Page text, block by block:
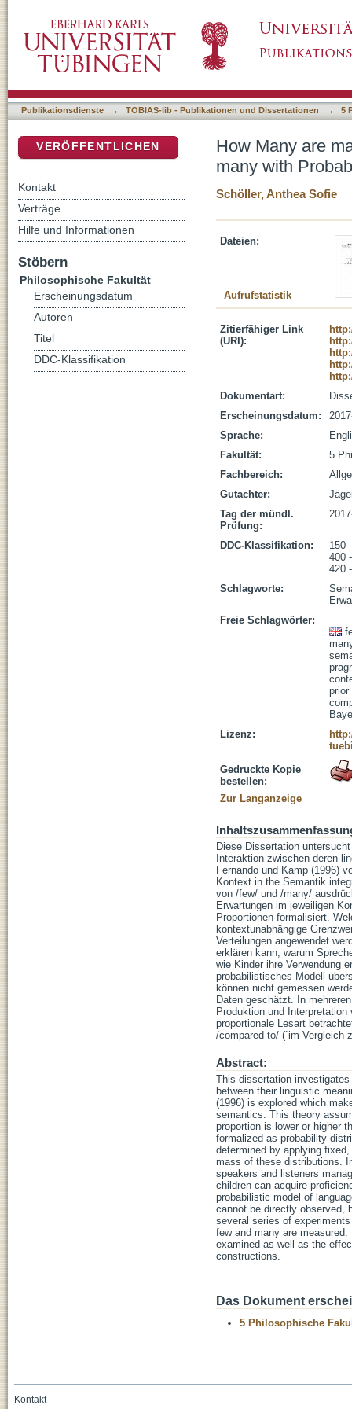
Computational Models
Publikationsdienste → TOBIAS-lib - Publikationen und Dissertationen → 5
How Many are
many with
Schöller, Anthea Sofie
Dateien:
Aufrufstatistik
Zitierfähiger Link
(URI):
Dokumentart:
Erscheinungsdatum:
Sprache:
Fakultät:
5
Fachbereich:
Gutachter:
Tag der mündl.
Prüfung:
DDC-Klassifikation:
150
400
420
Schlagworte:
Freie Schlagwörter:
prior
Lizenz:
Gedruckte Kopie
bestellen:
Zur Langanzeige
Diese Dissertation
Interaktion zwischen deren
Fernando und Kamp (1996)
Kontext in the Semantik
von /few/ und /many/
Erwartungen im jeweiligen
Proportionen formalisiert.
kontextunabhängige
Verteilungen angewendet
erklären kann, warum
wie Kinder ihre Verwendung
probabilistisches Modell
können nicht gemessen
Daten geschätzt. In
Produktion und
proportionale Lesart
/compared to/ (`im Vergleich
Abstract:
This dissertation
between their linguistic
(1996) is explored which
semantics. This theory
proportion is lower or higher
formalized as probability
determined by applying
mass of these distributions.
speakers and listeners
children can acquire
probabilistic model of
cannot be directly observed,
several series of
few and many are
examined as well as the
constructions.
Das Dokument
5 Philosophische
VERÖFFENTLICHEN
Kontakt
Verträge
Hilfe und Informationen
Stöbern
Philosophische Fakultät
Erscheinungsdatum
Autoren
Titel
DDC-Klassifikation
Kontakt